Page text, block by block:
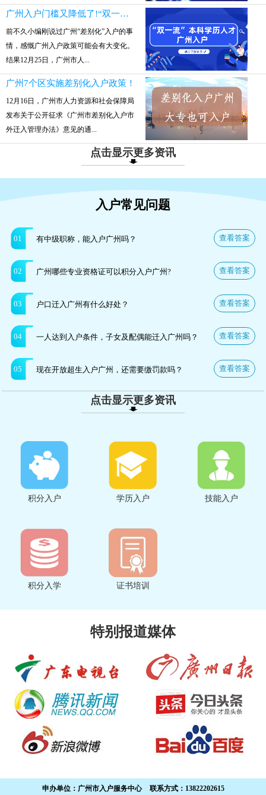
广州入户门槛又降低了!“双一流”本科参保就可入户
前不久小编刚说过广州“差别化”入户的事
情，感慨广州入户政策可能会有大变化。
结果12月25日，广州市人...
广州7个区实施差别化入户政策！
12月16日，广州市人力资源和社会保障局
发布关于公开征求《广州市差别化入户市
外迁入管理办法》意见的通...
点击显示更多资讯
入户常见问题
查看答案
01 有中级职称，能入户广州吗？
查看答案
02 广州哪些专业资格证可以积分入户广州?
查看答案
03 户口迁入广州有什么好处？
查看答案
04 一人达到入户条件，子女及配偶能迁入广州吗？
查看答案
05 现在开放超生入户广州，还需要缴罚款吗？
点击显示更多资讯
积分入户 学历入户 技能入户
积分入学 证书培训
特别报道媒体
申办单位： 广州市入户服务中心 联系方式： 13822202615